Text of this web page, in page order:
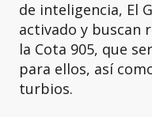
de inteligencia, El
activado y buscan
la Cota 905, que
para ellos, así
turbios.